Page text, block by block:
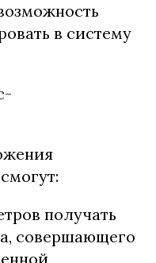
в систему
получать
совершающего